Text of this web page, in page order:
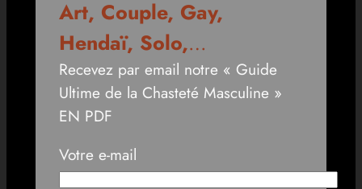
Art, Couple, Gay,
Hendaï, Solo,…
Recevez par email notre « Guide
Ultime de la Chasteté Masculine »
EN PDF
Votre e-mail